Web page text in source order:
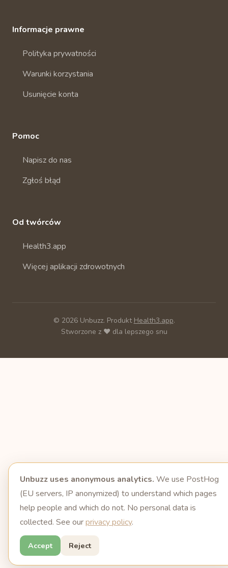
Informacje prawne
Polityka prywatności
Warunki korzystania
Usunięcie konta
Pomoc
Napisz do nas
Zgłoś błąd
Od twórców
Health3.app
Więcej aplikacji zdrowotnych
© 2026 Unbuzz. Produkt Health3.app.
Stworzone z ❤️ dla lepszego snu
Unbuzz uses anonymous analytics. We use PostHog
(EU servers, IP anonymized) to understand which pages
help people and which do not. No personal data is
collected. See ourprivacy policy.
Accept Reject